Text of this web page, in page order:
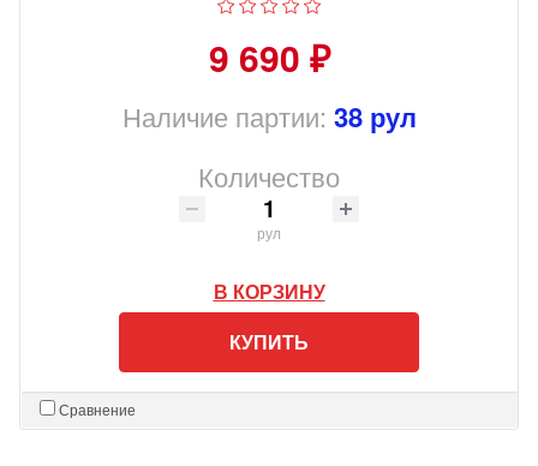
9 690 ₽
Наличие партии: 38 рул
Количество
рул
В КОРЗИНУ
КУПИТЬ
Сравнение